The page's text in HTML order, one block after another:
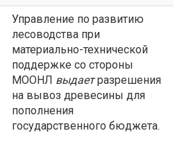
Управление по развитию
лесоводства при
материально-технической
поддержке со стороны
МООНЛ выдаетразрешения
на вывоз древесины для
пополнения
государственного бюджета.